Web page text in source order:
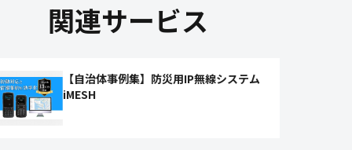
関連サービス
【自治体事例集】防災用IP無線システム
iMESH